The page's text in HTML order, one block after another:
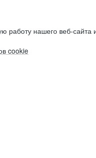
нашего веб-сайта
cookie